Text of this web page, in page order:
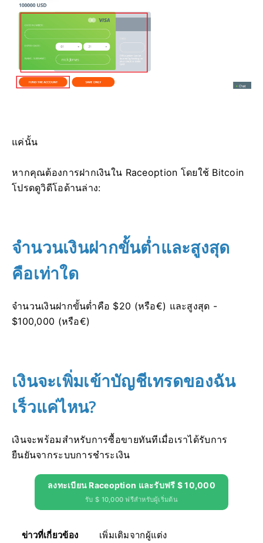
แค่นั้น
หากคุณต้องการฝากเงินใน Raceoption โดยใช้ Bitcoin
โปรดดูวิดีโอด้านล่าง:
จำนวนเงินฝากขั้นต่ำและสูงสุด
คือเท่าใด
จำนวนเงินฝากขั้นต่ำคือ $20 (หรือ€) และสูงสุด -
$100,000 (หรือ€)
เงินจะเพิ่มเข้าบัญชีเทรดของฉัน
เร็วแค่ไหน?
เงินจะพร้อมสำหรับการซื้อขายทันทีเมื่อเราได้รับการ
ยืนยันจากระบบการชำระเงิน
ลงทะเบียน Raceoption และรับฟรี $ 10,000
รับ $ 10,000 ฟรีสำหรับผู้เริ่มต้น
ข่าวที่เกี่ยวข้อง เพิ่มเติมจากผู้แต่ง